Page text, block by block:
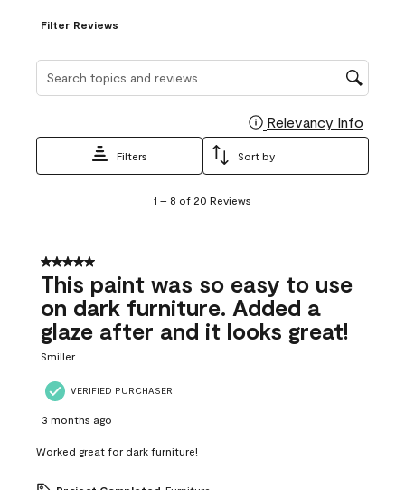
Filter Reviews
Relevancy Info
Filters Sort by
8
20
Reviews
1 – 8 of 20 Reviews
5 out of 5 stars.
This paint was so easy to use
on dark furniture. Added a
glaze after and it looks great!
Smiller
VERIFIED PURCHASER
3 months ago
Worked great for dark furniture!